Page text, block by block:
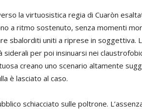
la virtuosistica regia di Cuaròn
a ritmo sostenuto, senza momenti
sbalorditi uniti a riprese in soggettiva.
per poi insinuarsi nei
creano uno scenario altamente
è lasciato al caso.
schiacciato sulle poltrone.